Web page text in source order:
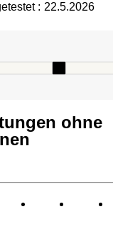
: 22.5.2026
ohne